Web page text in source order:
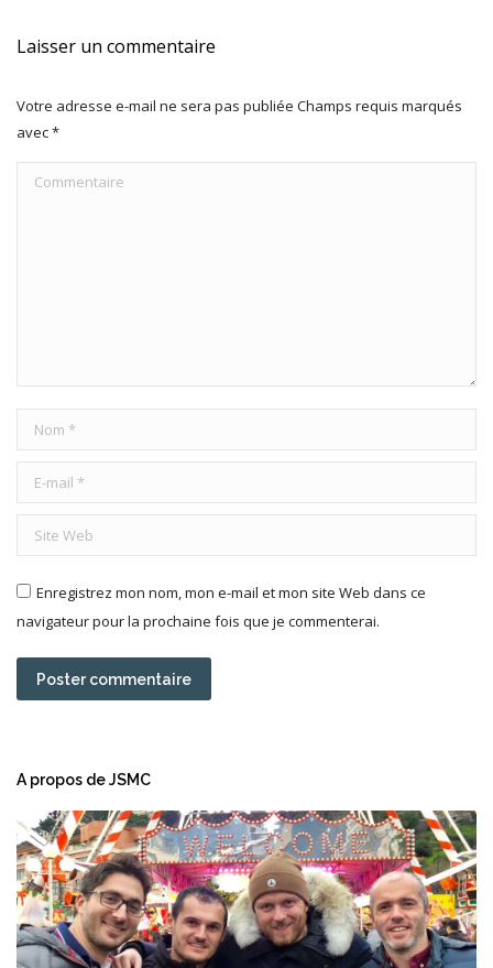
Laisser un commentaire
Votre adresse e-mail ne sera pas publiée Champs requis marqués
avec*
Commentaire
Nom *
E-mail *
Site Web
Enregistrez mon nom, mon e-mail et mon site Web dans ce
navigateur pour la prochaine fois que je commenterai.
Poster commentaire
A propos de JSMC